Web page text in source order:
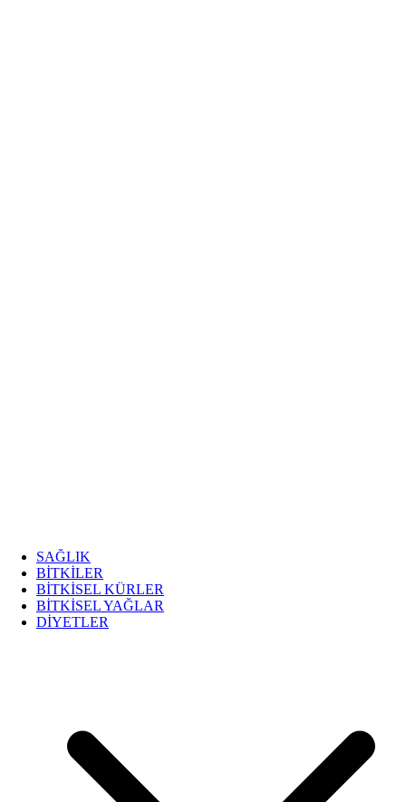
SAĞLIK
BİTKİLER
BİTKİSEL KÜRLER
BİTKİSEL YAĞLAR
DİYETLER